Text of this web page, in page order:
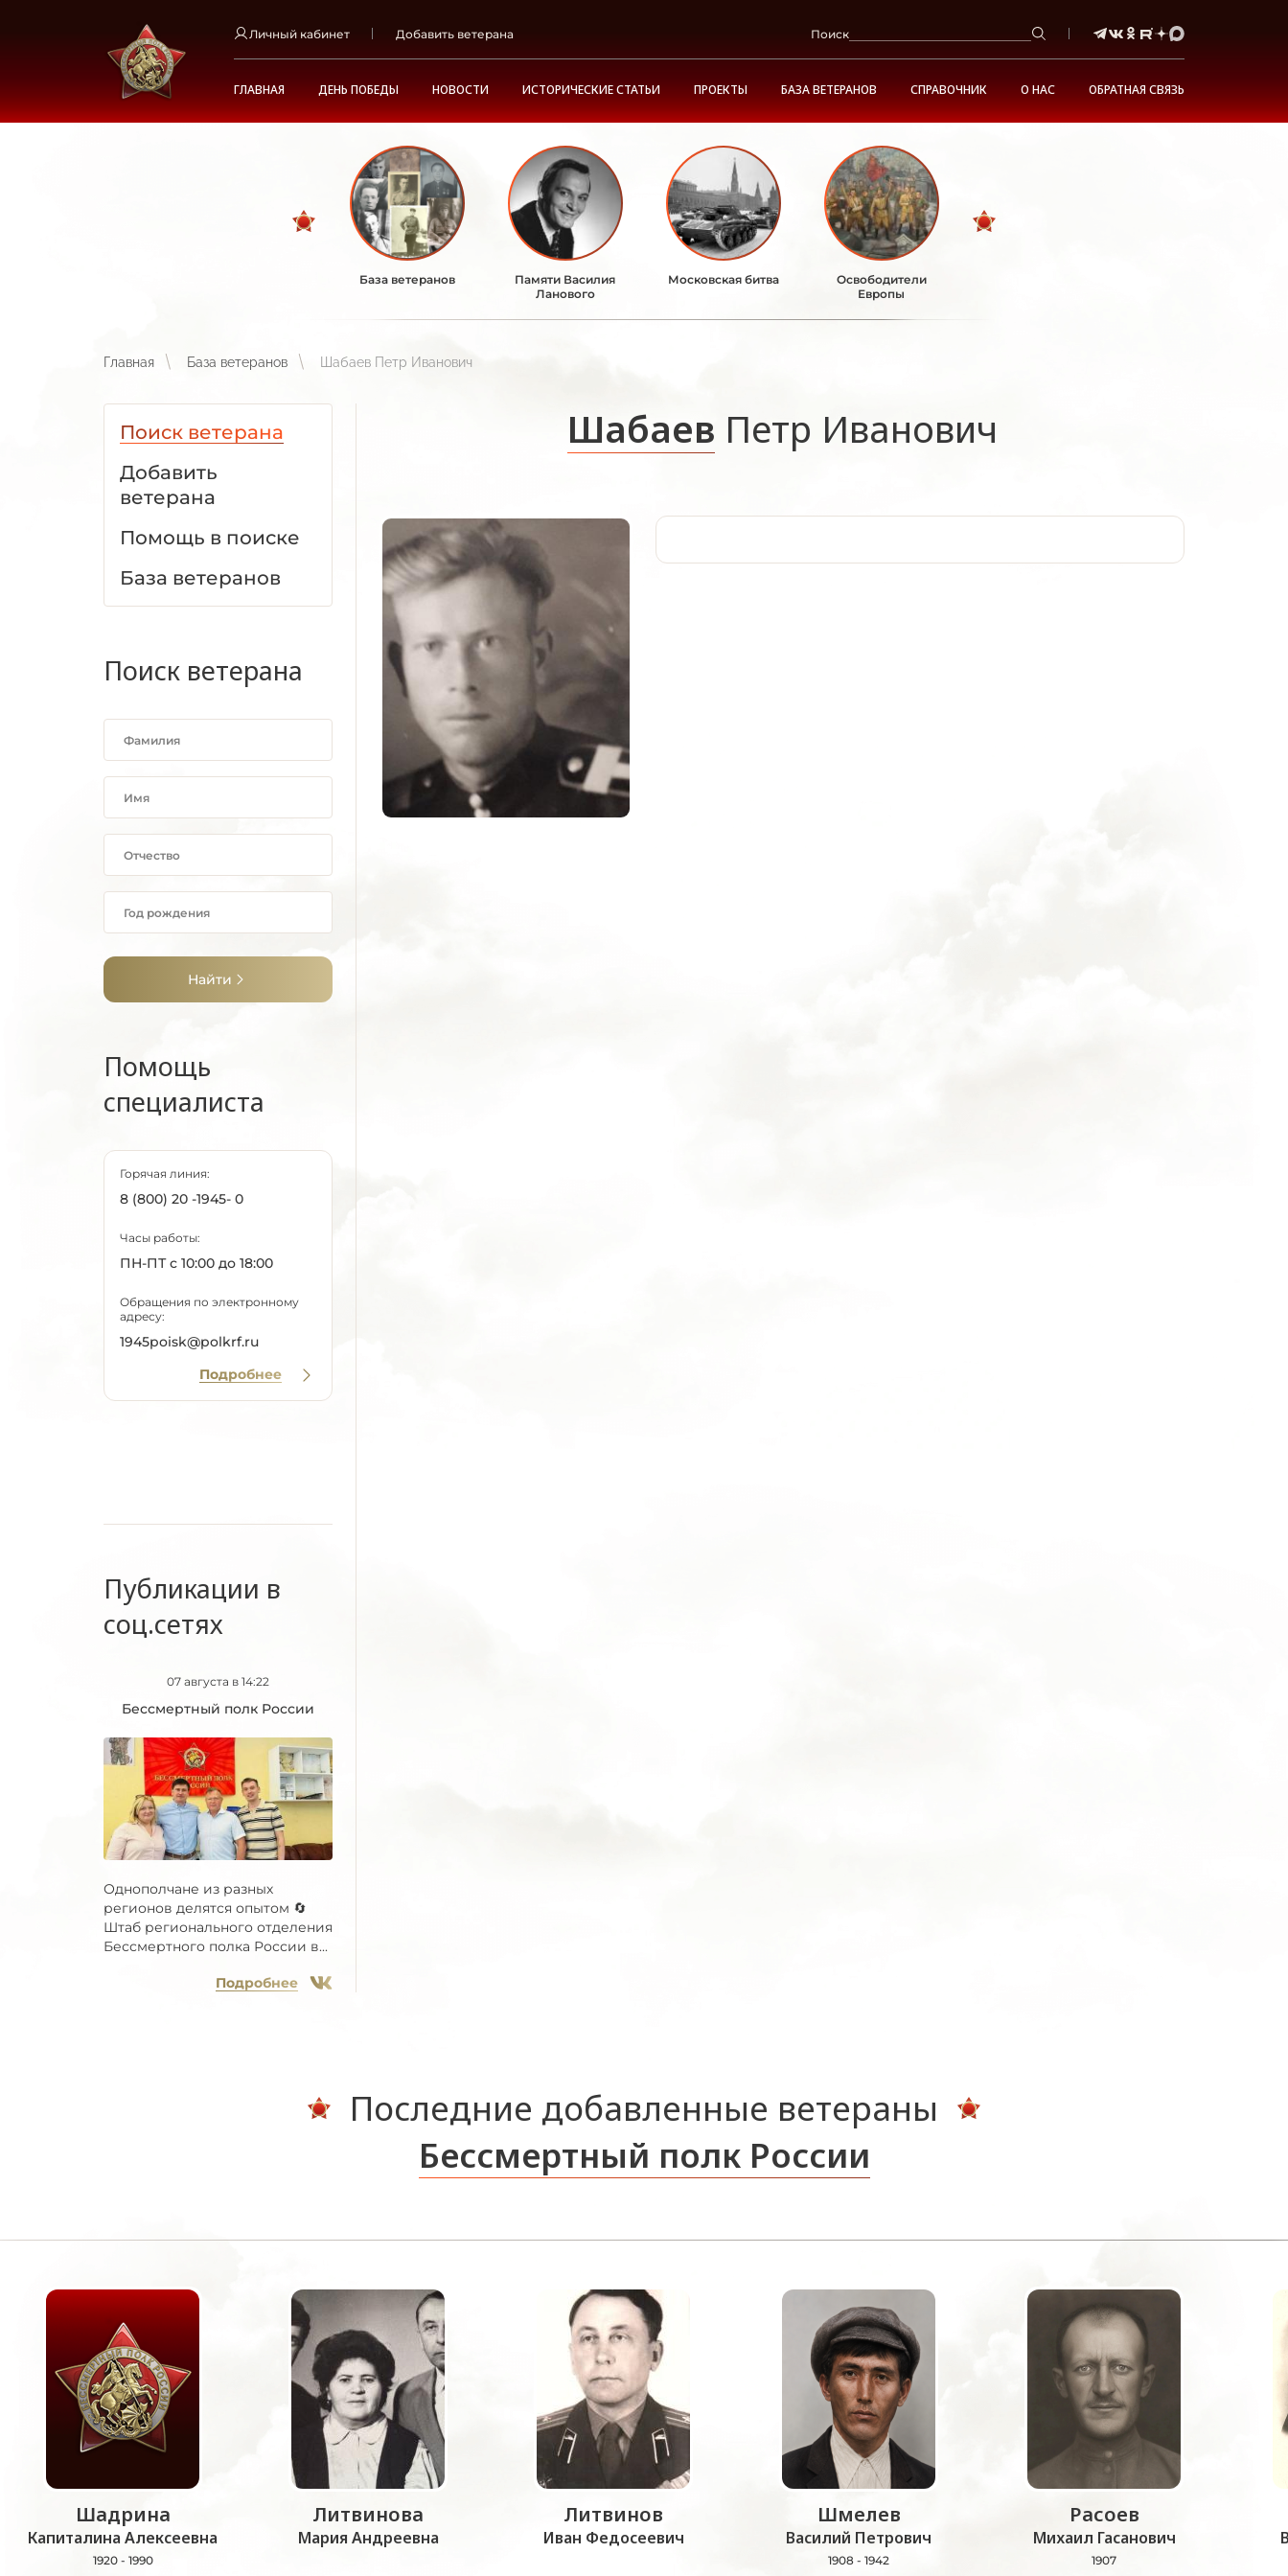
Личный кабинет Добавить ветерана Поиск
ГЛАВНАЯ ДЕНЬ ПОБЕДЫ НОВОСТИ ИСТОРИЧЕСКИЕ СТАТЬИ ПРОЕКТЫ БАЗА ВЕТЕРАНОВ СПРАВОЧНИК О НАС ОБРАТНАЯ СВЯЗЬ
База ветеранов
Памяти Василия
Ланового
Московская битва
Освободители
Европы
Главная База ветеранов Шабаев Петр Иванович
Поиск ветерана
Добавить
ветерана
Помощь в поиске
База ветеранов
Поиск ветерана
Найти
Помощь
специалиста
Горячая линия:
8 (800) 20 -1945- 0
Часы работы:
ПН-ПТ с 10:00 до 18:00
Обращения по электронному
адресу:
1945poisk@polkrf.ru
Подробнее
Публикации в
соц.сетях
07 августа в 14:22
Бессмертный полк России
Однополчане из разных
регионов делятся опытом 🔄
Штаб регионального отделения
Бессмертного полка России в...
Подробнее
Шабаев Петр Иванович
Последние добавленные ветераны
Бессмертный полк России
Шадрина
Капиталина Алексеевна
1920 - 1990
Литвинова
Мария Андреевна
Литвинов
Иван Федосеевич
Шмелев
Василий Петрович
1908 - 1942
Расоев
Михаил Гасанович
1907